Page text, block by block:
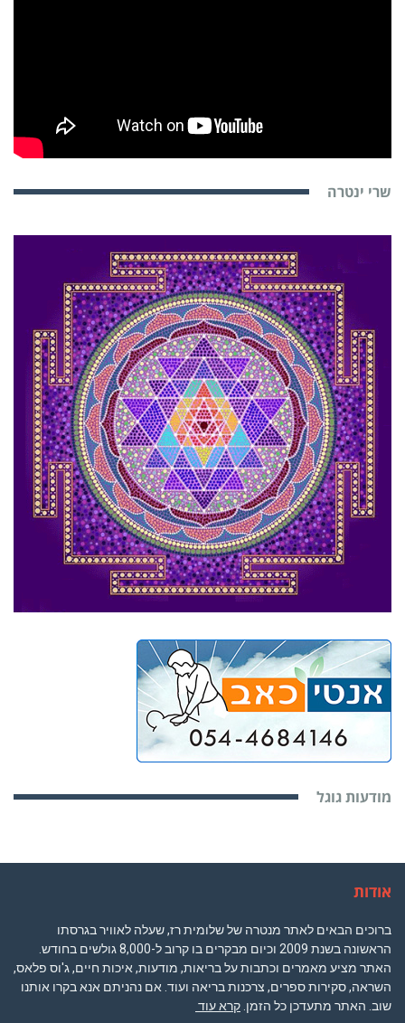
שרי ינטרה
מודעות גוגל
אודות
ברוכים הבאים לאתר מנטרה של שלומית רז, שעלה לאוויר בגרסתו
הראשונה בשנת 2009 וכיום מבקרים בו קרוב ל-8,000 גולשים בחודש.
האתר מציע מאמרים וכתבות על בריאות, מודעות, איכות חיים, ג'וס פלאס,
השראה, סקירות ספרים, צרכנות בריאה ועוד. אם נהניתם אנא בקרו אותנו
שוב. האתר מתעדכן כל הזמן. קרא עוד